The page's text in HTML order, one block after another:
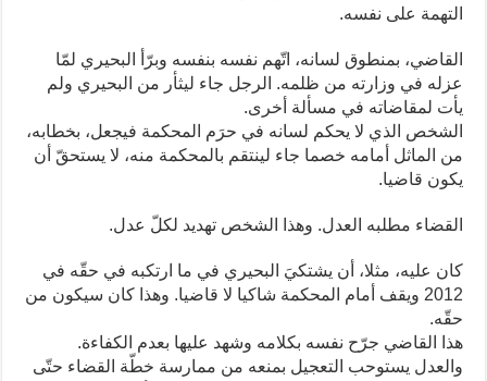
التهمة على نفسه.
القاضي، بمنطوق لسانه، اتّهم نفسه بنفسه وبرّأ البحيري لمّا
عزله في وزارته من ظلمه. الرجل جاء ليثأر من البحيري ولم
يأت لمقاضاته في مسألة أخرى.
الشخص الذي لا يحكم لسانه في حرَم المحكمة فيجعل، بخطابه،
من الماثل أمامه خصما جاء لينتقم بالمحكمة منه، لا يستحقّ أن
يكون قاضيا.
القضاء مطلبه العدل. وهذا الشخص تهديد لكلّ عدل.
كان عليه، مثلا، أن يشتكيَ البحيري في ما ارتكبه في حقّه في
2012 ويقف أمام المحكمة شاكيا لا قاضيا. وهذا كان سيكون من
حقّه.
هذا القاضي جرّح نفسه بكلامه وشهد عليها بعدم الكفاءة.
والعدل يستوحب التعجيل بمنعه من ممارسة خطّة القضاء حتّى